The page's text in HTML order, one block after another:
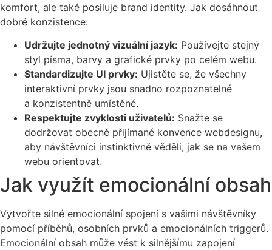
komfort, ale také posiluje brand identity. Jak dosáhnout
dobré konzistence:
Udržujte jednotný vizuální jazyk: Používejte stejný
styl písma, barvy a grafické prvky po celém webu.
Standardizujte UI prvky: Ujistěte se, že všechny
interaktivní prvky jsou snadno rozpoznatelné
a konzistentně umístěné.
Respektujte zvyklosti uživatelů: Snažte se
dodržovat obecně přijímané konvence webdesignu,
aby návštěvníci instinktivně věděli, jak se na vašem
webu orientovat.
Jak využít emocionální obsah
Vytvořte silné emocionální spojení s vašimi návštěvníky
pomocí příběhů, osobních prvků a emocionálních triggerů.
Emocionální obsah může vést k silnějšímu zapojení